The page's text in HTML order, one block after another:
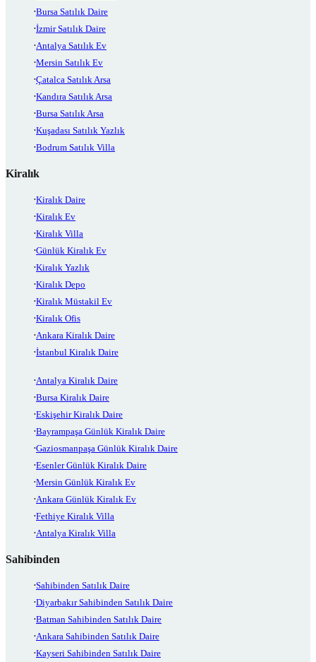
Bursa Satılık Daire
İzmir Satılık Daire
Antalya Satılık Ev
Mersin Satılık Ev
Çatalca Satılık Arsa
Kandıra Satılık Arsa
Bursa Satılık Arsa
Kuşadası Satılık Yazlık
Bodrum Satılık Villa
Kiralık
Kiralık Daire
Kiralık Ev
Kiralık Villa
Günlük Kiralık Ev
Kiralık Yazlık
Kiralık Depo
Kiralık Müstakil Ev
Kiralık Ofis
Ankara Kiralık Daire
İstanbul Kiralık Daire
Antalya Kiralık Daire
Bursa Kiralık Daire
Eskişehir Kiralık Daire
Bayrampaşa Günlük Kiralık Daire
Gaziosmanpaşa Günlük Kiralık Daire
Esenler Günlük Kiralık Daire
Mersin Günlük Kiralık Ev
Ankara Günlük Kiralık Ev
Fethiye Kiralık Villa
Antalya Kiralık Villa
Sahibinden
Sahibinden Satılık Daire
Diyarbakır Sahibinden Satılık Daire
Batman Sahibinden Satılık Daire
Ankara Sahibinden Satılık Daire
Kayseri Sahibinden Satılık Daire